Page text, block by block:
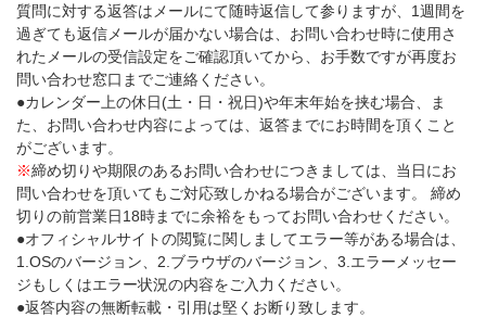
質問に対する返答はメールにて随時返信して参りますが、1週間を
過ぎても返信メールが届かない場合は、お問い合わせ時に使用さ
れたメールの受信設定をご確認頂いてから、お手数ですが再度お
問い合わせ窓口までご連絡ください。
●カレンダー上の休日(土・日・祝日)や年末年始を挟む場合、ま
た、お問い合わせ内容によっては、返答までにお時間を頂くこと
がございます。
※締め切りや期限のあるお問い合わせにつきましては、当日にお
問い合わせを頂いてもご対応致しかねる場合がございます。 締め
切りの前営業日18時までに余裕をもってお問い合わせください。
●オフィシャルサイトの閲覧に関しましてエラー等がある場合は、
1.OSのバージョン、2.ブラウザのバージョン、3.エラーメッセー
ジもしくはエラー状況の内容をご入力ください。
●返答内容の無断転載・引用は堅くお断り致します。